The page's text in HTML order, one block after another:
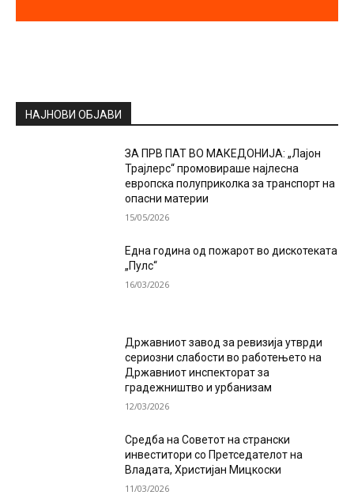
НАЈНОВИ ОБЈАВИ
ЗА ПРВ ПАТ ВО МАКЕДОНИЈА: „Лајон
Трајлерс“ промовираше најлесна
европска полуприколка за транспорт на
опасни материи
15/05/2026
Една година од пожарот во дискотеката
„Пулс“
16/03/2026
Државниот завод за ревизија утврди
сериозни слабости во работењето на
Државниот инспекторат за
градежништво и урбанизам
12/03/2026
Средба на Советот на странски
инвеститори со Претседателот на
Владата, Христијан Мицкоски
11/03/2026